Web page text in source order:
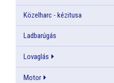
Közelharc - kézitusa
Ladbarúgás
Lovaglás
Motor